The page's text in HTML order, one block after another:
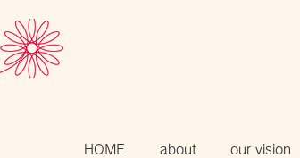
HOME about our vision